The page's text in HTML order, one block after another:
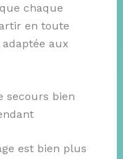
chaque
en toute
aux
secours bien
est bien plus